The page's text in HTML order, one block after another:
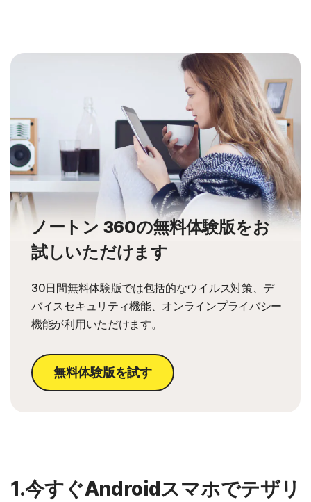
ノートン 360の無料体験版をお
試しいただけます
30日間無料体験版では包括的なウイルス対策、デ
バイスセキュリティ機能、オンラインプライバシー
機能が利用いただけます。
無料体験版を試す
1.今すぐAndroidスマホでテザリ